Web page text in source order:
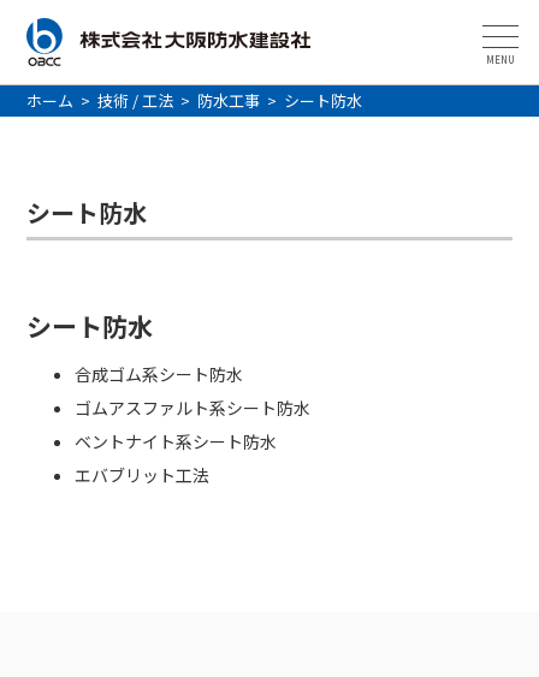
MENU
ホーム >技術 / 工法 > 防水工事 > シート防水
シート防水
シート防水
合成ゴム系シート防水
ゴムアスファルト系シート防水
ベントナイト系シート防水
エバブリット工法